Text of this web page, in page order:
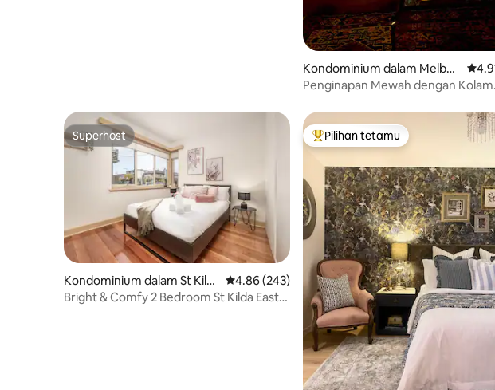
Kondominium dalam Melbou
rne Timur
Penginapan Mewah dengan Kolam
Superhost
Superhost
Kondominium dalam St Kild
a
Penarafan purata 4.86 daripada 5, 243 ulasan
4.86 (243)
Bright & Comfy 2 Bedroom St Kilda East
Pilihan utama tetamu
Pilihan tetamu